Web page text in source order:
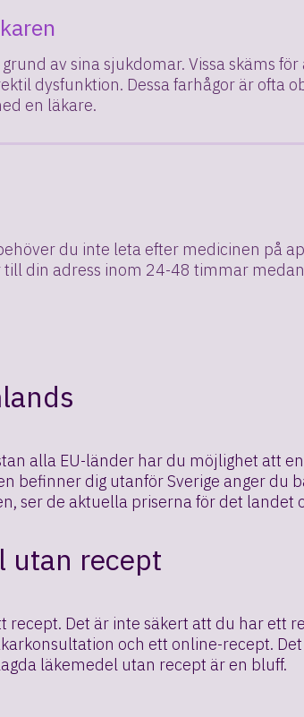
av sina sjukdomar. Vissa skäms
dysfunktion. Dessa farhågor är ofta
en läkare.
du inte leta efter medicinen på
din adress inom 24-48 timmar
alla EU-länder har du möjlighet att
befinner dig utanför Sverige anger
ser de aktuella priserna för det
utan recept
recept. Det är inte säkert att du har
och ett online-recept.
läkemedel utan recept är en bluff.